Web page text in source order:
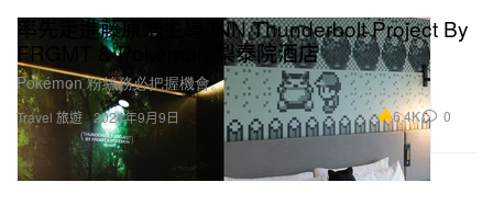
Travel 旅遊
率先走進藤原浩主導 INN Thunderbolt Project By
FRGMT & Pokémon 梨泰院酒店
Pokémon 粉絲務必把握機會。
2024年9月9日 6.4K 0